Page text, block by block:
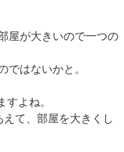
屋が大きいので一つの
ではないかと。
よね。
て、部屋を大きくし